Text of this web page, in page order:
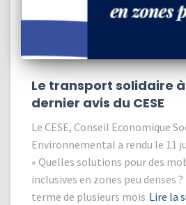
Le transport solidaire
dernier avis du CESE
Le CESE, Conseil Economique
Environnemental a rendu le 11
« Quelles solutions pour des
inclusives en zones peu denses ?
terme de plusieurs mois Lire la